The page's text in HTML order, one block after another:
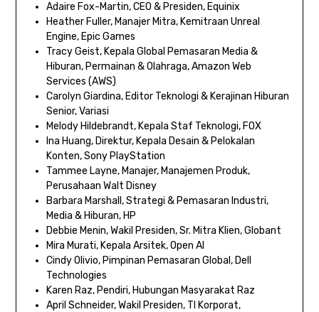
Adaire Fox-Martin, CEO & Presiden, Equinix
Heather Fuller, Manajer Mitra, Kemitraan Unreal
Engine, Epic Games
Tracy Geist, Kepala Global Pemasaran Media &
Hiburan, Permainan & Olahraga, Amazon Web
Services (AWS)
Carolyn Giardina, Editor Teknologi & Kerajinan Hiburan
Senior, Variasi
Melody Hildebrandt, Kepala Staf Teknologi, FOX
Ina Huang, Direktur, Kepala Desain & Pelokalan
Konten, Sony PlayStation
Tammee Layne, Manajer, Manajemen Produk,
Perusahaan Walt Disney
Barbara Marshall, Strategi & Pemasaran Industri,
Media & Hiburan, HP
Debbie Menin, Wakil Presiden, Sr. Mitra Klien, Globant
Mira Murati, Kepala Arsitek, Open AI
Cindy Olivio, Pimpinan Pemasaran Global, Dell
Technologies
Karen Raz, Pendiri, Hubungan Masyarakat Raz
April Schneider, Wakil Presiden, TI Korporat,